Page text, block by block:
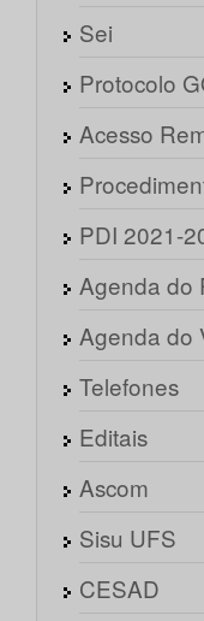
Sei
Protocolo
Acesso
PDI 2021-
Agenda do
Agenda do
Telefones
Editais
Ascom
Sisu UFS
CESAD